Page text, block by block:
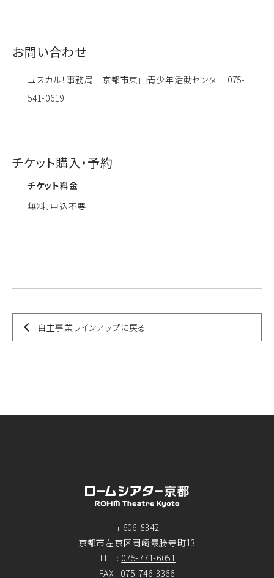
お問い合わせ
ユスカル！事務局 京都市東山青少年活動センター 075-
541-0619
チケット購入・予約
チケット料金
無料、申込不要
自主事業ラインアップに戻る
〒606-8342
京都市左京区岡崎最勝寺町13
TEL : 075-771-6051
FAX : 075-746-3366